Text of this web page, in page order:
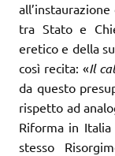
tra Stato e
eretico e della
così recita: «Il
da questo
rispetto ad
Riforma in
stesso